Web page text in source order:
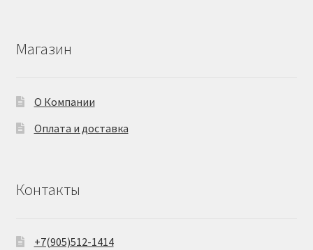
Магазин
О Компании
Оплата и доставка
Контакты
+7(905)512-1414